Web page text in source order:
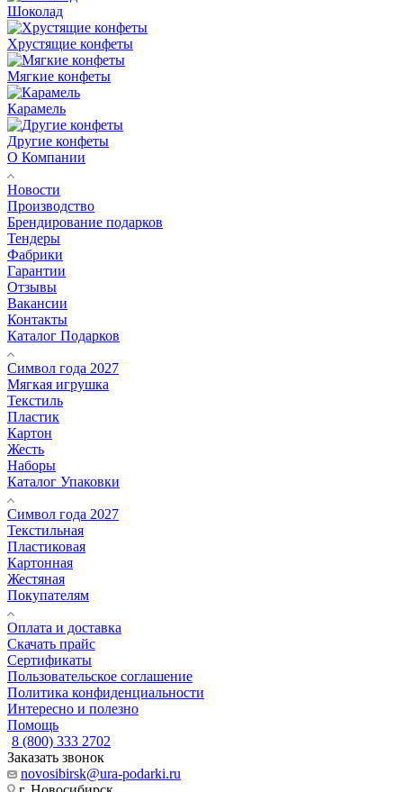
Шоколад
Хрустящие конфеты
Мягкие конфеты
Карамель
Другие конфеты
О Компании
Новости
Производство
Брендирование подарков
Тендеры
Фабрики
Гарантии
Отзывы
Вакансии
Контакты
Каталог Подарков
Символ года 2027
Мягкая игрушка
Текстиль
Пластик
Картон
Жесть
Наборы
Каталог Упаковки
Символ года 2027
Текстильная
Пластиковая
Картонная
Жестяная
Покупателям
Оплата и доставка
Скачать прайс
Сертификаты
Пользовательское соглашение
Политика конфиденциальности
Интересно и полезно
Помощь
8 (800) 333 2702
Заказать звонок
novosibirsk@ura-podarki.ru